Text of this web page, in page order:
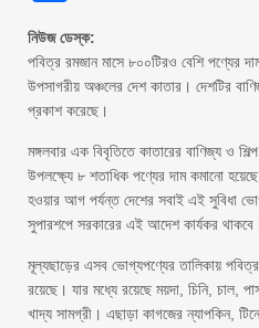
নিউজ ডেস্ক:
পবিত্র রমজান মাসে ৮০০টিরও বেশি পণ্যের
উপসাগরীয় অঞ্চলের দেশ কাতার। দেশটির
প্রকাশ করেছে।
মঙ্গলবার এক বিবৃতিতে কাতারের বাণিজ্য ও
উপলক্ষ্যে ৮ শতাধিক পণ্যের দাম কমানো
হওয়ার আগ পর্যন্ত দেশের সবাই এই সুবিধা
সুপারশপে সরকারের এই আদেশ কার্যকর
মূল্যছাড়ের এসব ভোগ্যপণ্যের তালিকায়
রয়েছে। যার মধ্যে রয়েছে ময়দা, চিনি, চাল,
খাদ্য সামগ্রী। এছাড়া কাগজের ন্যাপকিন,